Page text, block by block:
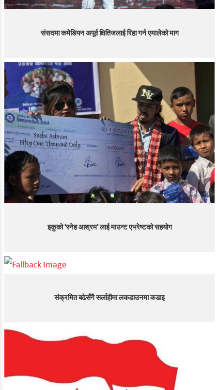
संसदमा कमेडियन अपूर्व क्षितिजलाई रिहा गर्न एमालेको माग
इकुको ‘स्नेह आश्रम’ लाई माउन्ट एभरेष्टको सहयोग
संक्रमित बढेसँगै सर्लाहीमा लकडाउनमा कडाइ